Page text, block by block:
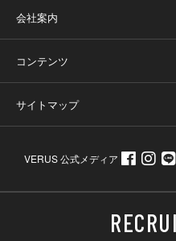
会社案内
コンテンツ
サイトマップ
VERUS 公式メディア